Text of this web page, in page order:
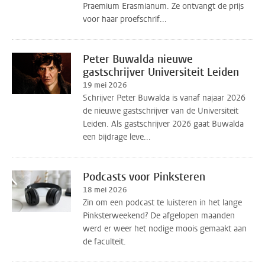
Praemium Erasmianum. Ze ontvangt de prijs
voor haar proefschrif...
Peter Buwalda nieuwe
gastschrijver Universiteit Leiden
19 mei 2026
Schrijver Peter Buwalda is vanaf najaar 2026
de nieuwe gastschrijver van de Universiteit
Leiden. Als gastschrijver 2026 gaat Buwalda
een bijdrage leve...
Podcasts voor Pinksteren
18 mei 2026
Zin om een podcast te luisteren in het lange
Pinksterweekend? De afgelopen maanden
werd er weer het nodige moois gemaakt aan
de faculteit.